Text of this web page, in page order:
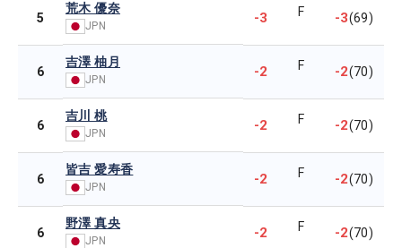
5
荒木 優奈
JPN -3 F -3(69)
6
吉澤 柚月
JPN -2 F -2(70)
6
吉川 桃
JPN -2 F -2(70)
6
皆吉 愛寿香
JPN -2 F -2(70)
6
野澤 真央
JPN -2 F -2(70)